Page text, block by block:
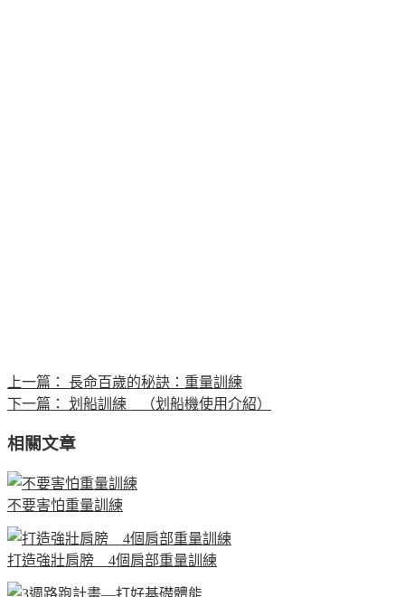
上一篇：
長命百歲的秘訣：重量訓練
下一篇：
划船訓練 （划船機使用介紹）
相關文章
不要害怕重量訓練
打造強壯肩膀 4個肩部重量訓練